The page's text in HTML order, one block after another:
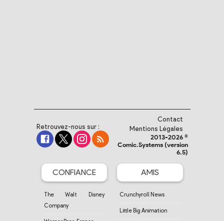
Retrouvez-nous sur :
Contact
Mentions Légales
2013-2026 ©
Comic.Systems (version
6.5)
CONFIANCE
The Walt Disney
Company
AMIS
Crunchyroll News
Little Big Animation